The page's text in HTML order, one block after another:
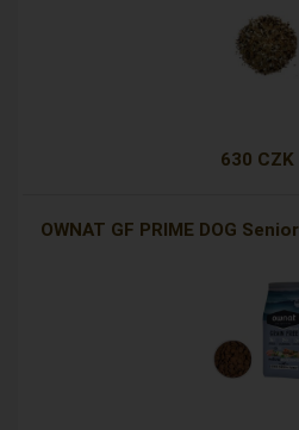
630 CZK
OWNAT GF PRIME DOG